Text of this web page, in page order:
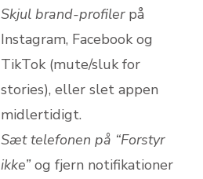
Skjul brand-profilerpå
Instagram, Facebook og
TikTok (mute/sluk for
stories), eller slet appen
midlertidigt.
Sæt telefonen på “Forstyr
ikke”og fjern notifikationer